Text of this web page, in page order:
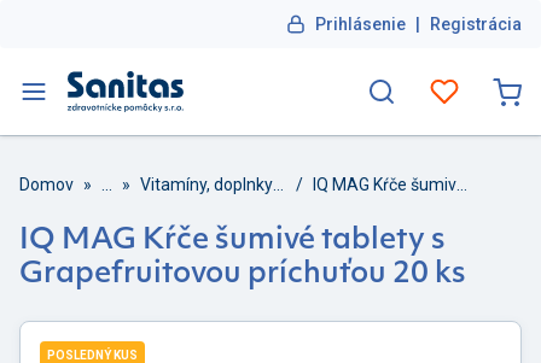
Prihlásenie | Registrácia
Domov » » /
IQ MAG Kŕče šumivé tablety s
Grapefruitovou príchuťou 20 ks
POSLEDNÝ KUS